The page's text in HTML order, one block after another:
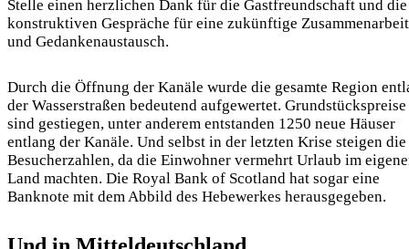
Stelle einen herzlichen Dank für die Gastfreundschaft und die
konstruktiven Gespräche für eine zukünftige Zusammenarbeit
und Gedankenaustausch.
Durch die Öffnung der Kanäle wurde die gesamte Region
der Wasserstraßen bedeutend aufgewertet. Grundstückspreise
sind gestiegen, unter anderem entstanden 1250 neue Häuser
entlang der Kanäle. Und selbst in der letzten Krise steigen die
Besucherzahlen, da die Einwohner vermehrt Urlaub im
Land machten. Die Royal Bank of Scotland hat sogar eine
Banknote mit dem Abbild des Hebewerkes herausgegeben.